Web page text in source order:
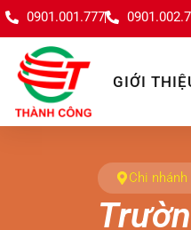
0901.001.777
GIỚI
Chi